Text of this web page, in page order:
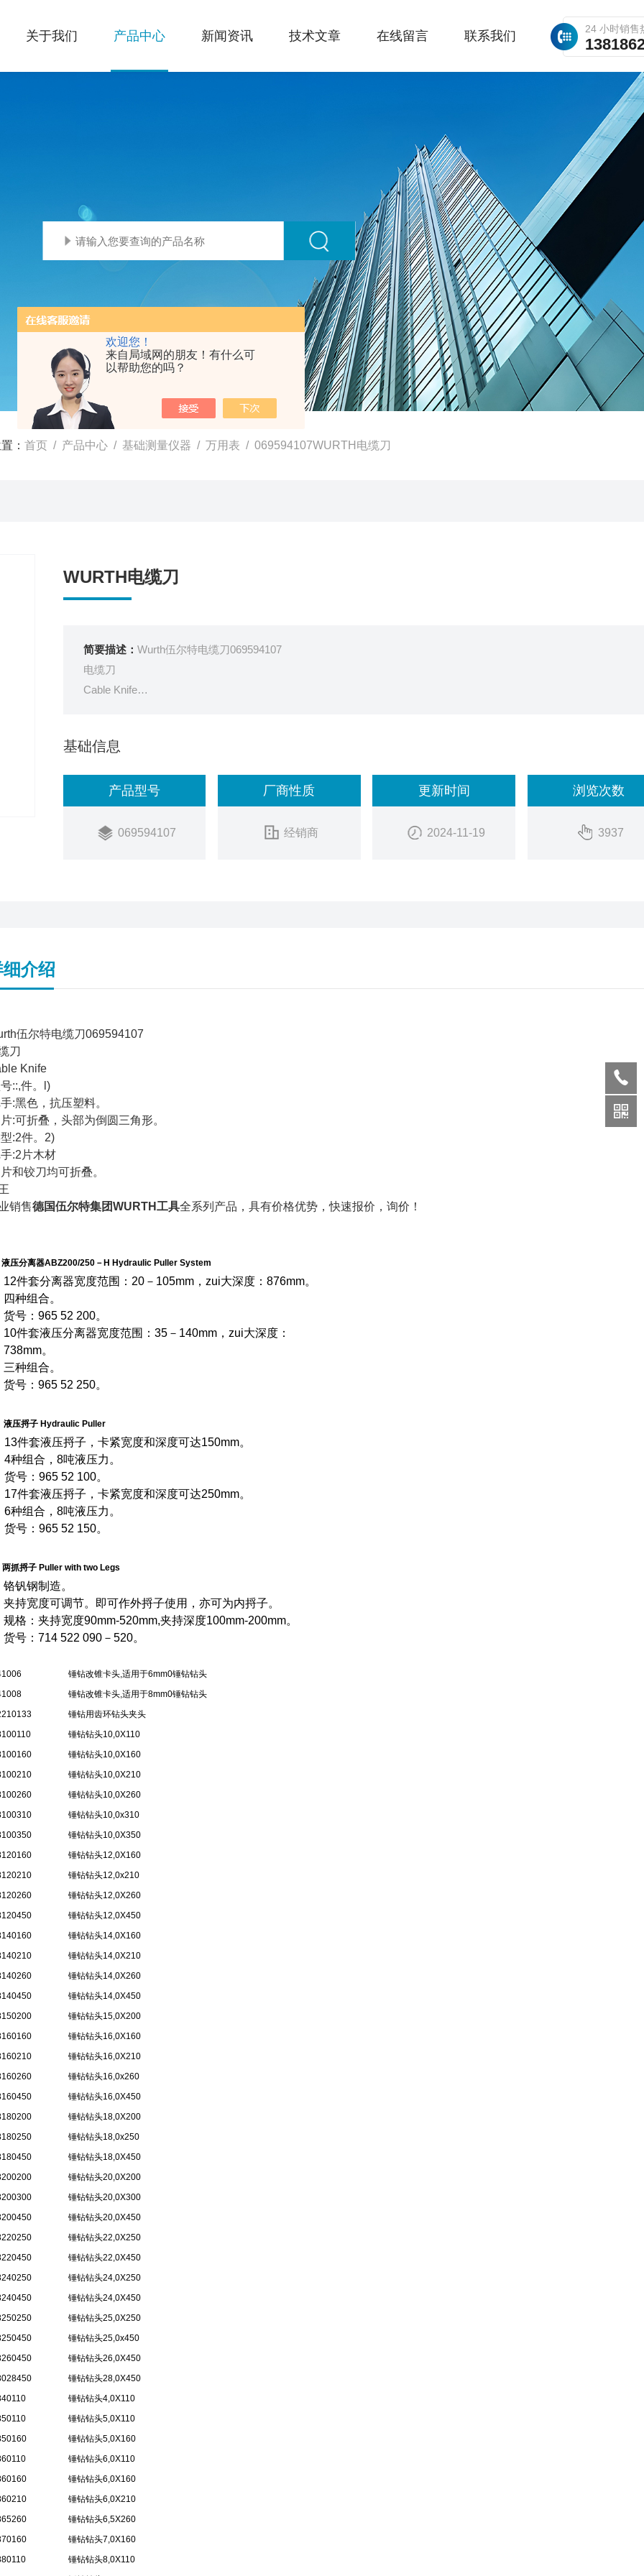
欢迎您！
来自局域网的朋友！有什么可
以帮助您的吗？
24 小时销售
关于我们 产品中心 新闻资讯 技术文章 在线留言 联系我们
： 首页 / 产品中心 / 基础测量仪器 / 万用表 / 069594107WURTH电缆刀
WURTH电缆刀
简要描述： Wurth伍尔特电缆刀069594107
电缆刀
Cable Knife
.刀片:可折叠，头部为倒圆三角形。
.把手:2片木材
.刀片和铰刀均可折叠。
基础信息
产品型号
069594107
厂商性质
经销商
更新时间
2024-11-19
浏览次数
3937
介绍
伍尔特电缆刀069594107
刀
Knife
::,件。l)
:黑色，抗压塑料。
:可折叠，头部为倒圆三角形。
:2件。2)
:2片木材
和铰刀均可折叠。
销售德国伍尔特集团WURTH工具全系列产品，具有价格优势，快速报价，询价！
液压分离器ABZ200/250－H Hydraulic Puller System
12件套分离器宽度范围：20－105mm，zui大深度：876mm。
四种组合。
货号：965 52 200。
10件套液压分离器宽度范围：35－140mm，zui大深度：
738mm。
三种组合。
货号：965 52 250。
液压捋子 Hydraulic Puller
13件套液压捋子，卡紧宽度和深度可达150mm。
4种组合，8吨液压力。
货号：965 52 100。
17件套液压捋子，卡紧宽度和深度可达250mm。
6种组合，8吨液压力。
货号：965 52 150。
两抓捋子 Puller with two Legs
铬钒钢制造。
夹持宽度可调节。即可作外捋子使用，亦可为内捋子。
规格：夹持宽度90mm-520mm,夹持深度100mm-200mm。
货号：714 522 090－520。
锤钻改锥卡头,适用于6mm0锤钻钻头
锤钻改锥卡头,适用于8mm0锤钻钻头
锤钻用齿环钻头夹头
锤钻钻头10,0X110
锤钻钻头10,0X160
锤钻钻头10,0X210
锤钻钻头10,0X260
锤钻钻头10,0x310
锤钻钻头10,0X350
锤钻钻头12,0X160
锤钻钻头12,0x210
锤钻钻头12,0X260
锤钻钻头12,0X450
锤钻钻头14,0X160
锤钻钻头14,0X210
锤钻钻头14,0X260
锤钻钻头14,0X450
锤钻钻头15,0X200
锤钻钻头16,0X160
锤钻钻头16,0X210
锤钻钻头16,0x260
锤钻钻头16,0X450
锤钻钻头18,0X200
锤钻钻头18,0x250
锤钻钻头18,0X450
锤钻钻头20,0X200
锤钻钻头20,0X300
锤钻钻头20,0X450
锤钻钻头22,0X250
锤钻钻头22,0X450
锤钻钻头24,0X250
锤钻钻头24,0X450
锤钻钻头25,0X250
锤钻钻头25,0x450
锤钻钻头26,0X450
锤钻钻头28,0X450
锤钻钻头4,0X110
锤钻钻头5,0X110
锤钻钻头5,0X160
锤钻钻头6,0X110
锤钻钻头6,0X160
锤钻钻头6,0X210
锤钻钻头6,5X260
锤钻钻头7,0X160
锤钻钻头8,0X110